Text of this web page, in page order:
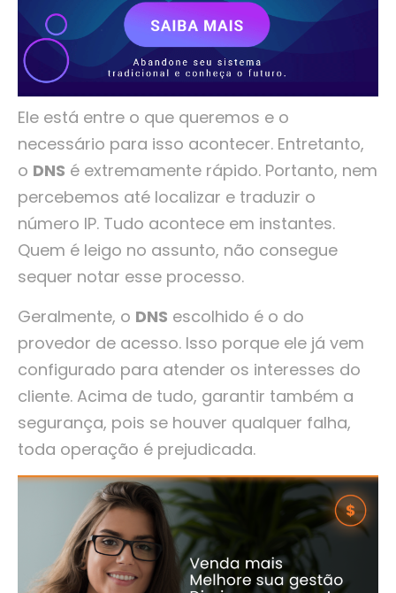
Ele está entre o que queremos e o
necessário para isso acontecer. Entretanto,
o DNS é extremamente rápido. Portanto, nem
percebemos até localizar e traduzir o
número IP. Tudo acontece em instantes.
Quem é leigo no assunto, não consegue
sequer notar esse processo.
Geralmente, o DNS escolhido é o do
provedor de acesso. Isso porque ele já vem
configurado para atender os interesses do
cliente. Acima de tudo, garantir também a
segurança, pois se houver qualquer falha,
toda operação é prejudicada.